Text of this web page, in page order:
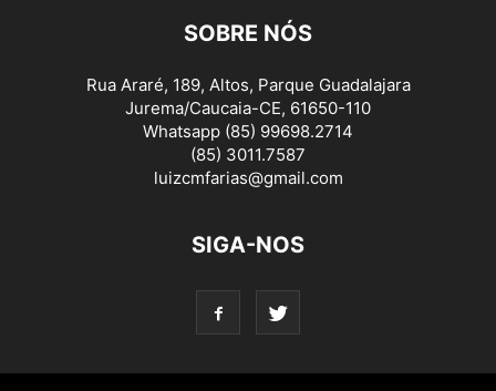
SOBRE NÓS
Rua Araré, 189, Altos, Parque Guadalajara
Jurema/Caucaia-CE, 61650-110
Whatsapp (85) 99698.2714
(85) 3011.7587
luizcmfarias@gmail.com
SIGA-NOS